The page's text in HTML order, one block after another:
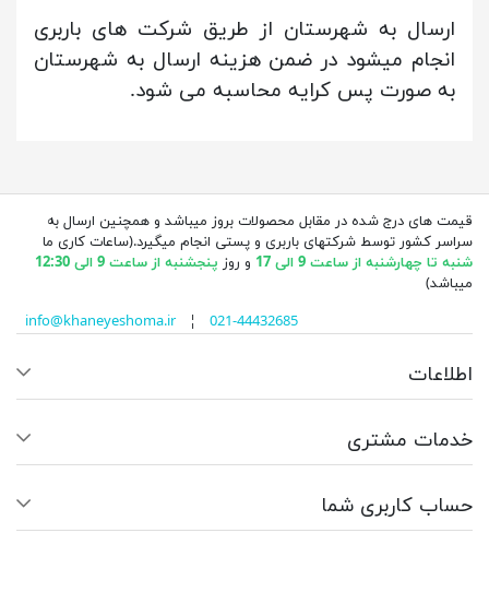
ارسال به شهرستان از طریق شرکت های باربری
انجام میشود در ضمن هزینه ارسال به شهرستان
به صورت پس کرایه محاسبه می شود.
قیمت های درج شده در مقابل محصولات بروز میباشد و همچنین ارسال به
سراسر کشور توسط شرکتهای باربری و پستی انجام میگیرد.(ساعات کاری ما
شنبه تا چهارشنبه از ساعت 9 الی 17
و روز پنجشنبه از ساعت 9 الی 12:30
میباشد)
info@khaneyeshoma.ir¦ 021-44432685
اطلاعات
خدمات مشتری
حساب کاربری شما